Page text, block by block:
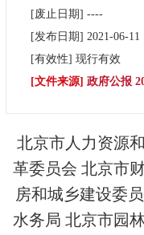
政务服务
个人服务
中介服务
政民互动
[废止日期] ----
[发布日期] 2021-06-11
[有效性] 现行有效
[文件来源] 政府公报
北京市人力资源
革委员会 北京市
房和城乡建设委
水务局 北京市园